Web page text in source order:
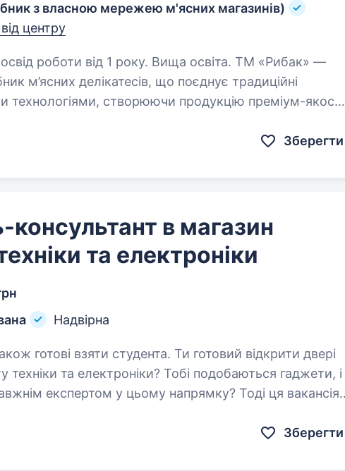
з власною мережею м'ясних магазинів)
центру
роботи від 1 року. Вища освіта. ТМ «Рибак» —
м’ясних делікатесів, що поєднує традиційні
технологіями, створюючи продукцію преміум-якості.
Зберегти
в магазин
та електроніки
Надвірна
студента. Ти готовий відкрити двері
техніки та електроніки? Тобі подобаються гаджети, і
експертом у цьому напрямку? Тоді ця вакансія
Зберегти